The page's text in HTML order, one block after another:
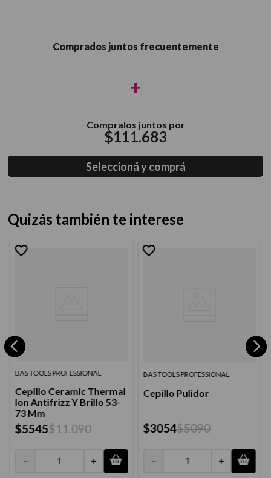
Comprados juntos frecuentemente
+
Compralos juntos por
$111.683
Seleccioná y comprá
Quizás también te interese
BAS TOOLS PROFESSIONAL
Cepillo Ceramic Thermal
Ion Antifrizz Y Brillo 53-
73 Mm
$5545$11.090
＋
－
BAS TOOLS PROFESSIONAL
Cepillo Pulidor
$3054$5090
＋
－